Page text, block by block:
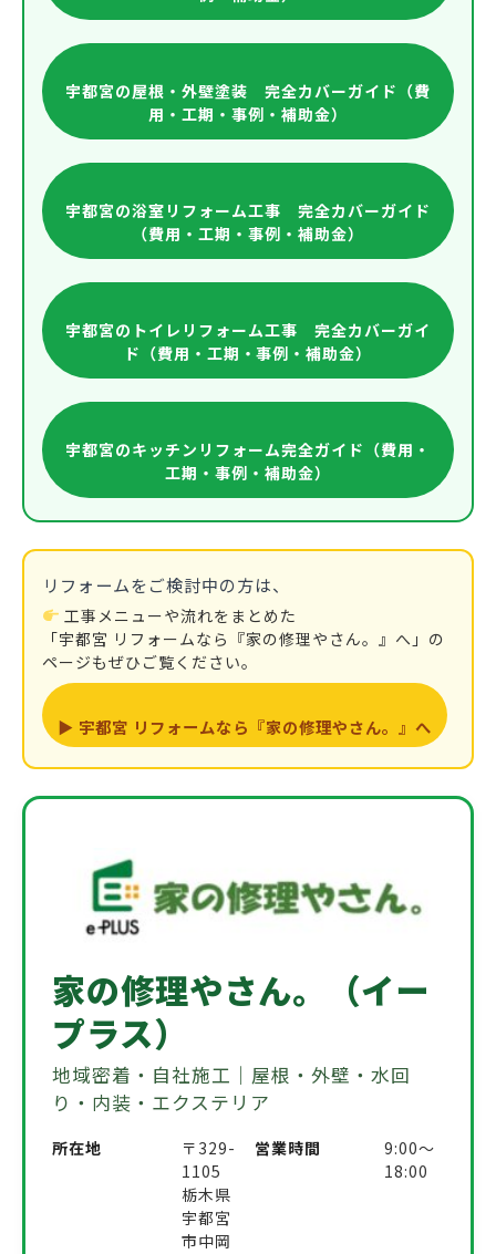
宇都宮の屋根・外壁塗装 完全カバーガイド（費
用・工期・事例・補助金）
宇都宮の浴室リフォーム工事 完全カバーガイド
（費用・工期・事例・補助金）
宇都宮のトイレリフォーム工事 完全カバーガイ
ド（費用・工期・事例・補助金）
宇都宮のキッチンリフォーム完全ガイド（費用・
工期・事例・補助金）
リフォームをご検討中の方は、
工事メニューや流れをまとめた
「宇都宮 リフォームなら『家の修理やさん。』へ」の
ページもぜひご覧ください。
▶ 宇都宮 リフォームなら『家の修理やさん。』へ
家の修理やさん。（イー
プラス）
地域密着・自社施工｜屋根・外壁・水回
り・内装・エクステリア
所在地
〒329-
1105
栃木県
宇都宮
市中岡
営業時間
9:00〜
18:00